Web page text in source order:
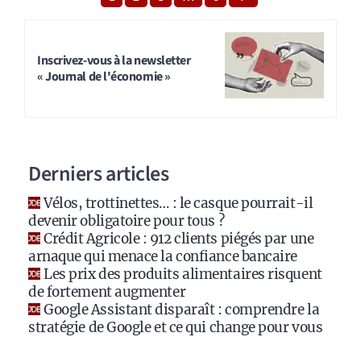
Inscrivez-vous à la newsletter
« Journal de l'économie »
Derniers articles
Vélos, trottinettes… : le casque pourrait-il
devenir obligatoire pour tous ?
Crédit Agricole : 912 clients piégés par une
arnaque qui menace la confiance bancaire
Les prix des produits alimentaires risquent
de fortement augmenter
Google Assistant disparaît : comprendre la
stratégie de Google et ce qui change pour vous